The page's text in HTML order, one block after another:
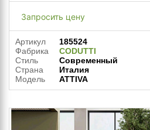
Запросить цену
Артикул
185524
Фабрика
CODUTTI
Стиль
Современный
Страна
Италия
Модель
ATTIVA